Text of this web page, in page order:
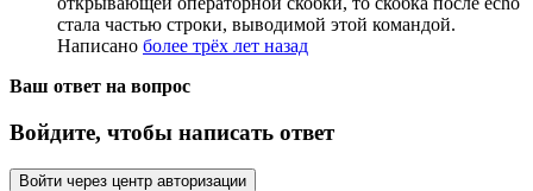
стала частью строки, выводимой этой командой.
Написано более трёх лет назад
Ваш ответ на вопрос
Войдите, чтобы написать ответ
Войти через центр авторизации